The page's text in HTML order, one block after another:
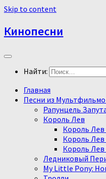
Skip to content
Кинопесни
Найти:
Главная
Песни из
Рапунцель
Король Лев
Король Лев
Король Лев
Король Лев
Ледниковый
My Little Pony: